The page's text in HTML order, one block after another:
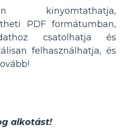
kinyomtathatja,
PDF formátumban,
csatolhatja és
felhasználhatja, és
alkotást!